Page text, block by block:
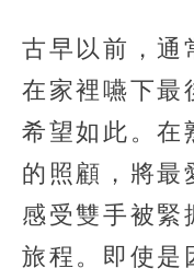
古早以前，通
在家裡嚥下最
希望如此。在
的照顧，將最
感受雙手被緊
旅程。即使是